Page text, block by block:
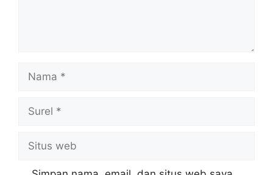
Nama
Surel
Situs
web